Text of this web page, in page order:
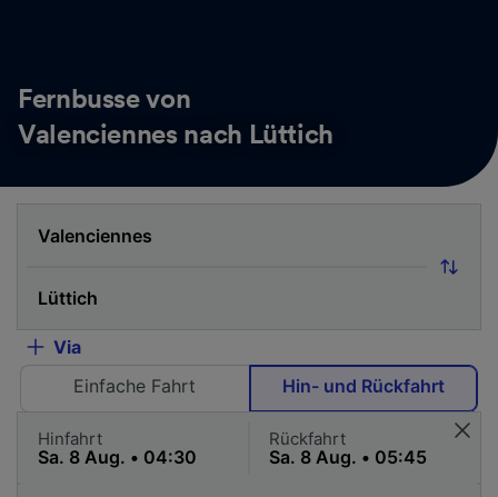
Fernbusse von
Valenciennes nach Lüttich
Via
Einfache Fahrt
Hin- und Rückfahrt
Hinfahrt Rückfahrt